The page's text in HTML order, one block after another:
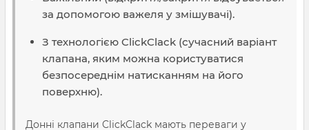
за допомогою важеля у змішувачі).
З технологією ClickClack (сучасний варіант
клапана, яким можна користуватися
безпосереднім натисканням на його
поверхню).
Донні клапани ClickClack мають переваги у